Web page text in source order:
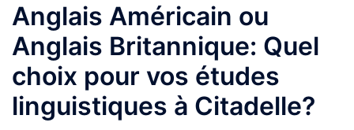
Anglais Américain ou
Anglais Britannique: Quel
choix pour vos études
linguistiques à Citadelle?